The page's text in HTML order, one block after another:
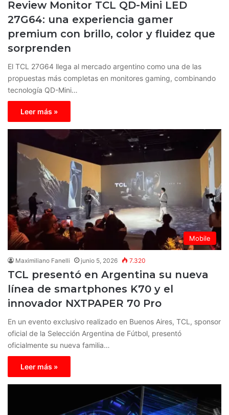
Review Monitor TCL QD-Mini LED
27G64: una experiencia gamer
premium con brillo, color y fluidez que
sorprenden
El TCL 27G64 llega al mercado argentino como una de las
propuestas más completas en monitores gaming, combinando
tecnología QD-Mini…
Leer más »
Mobile
Maximiliano Fanelli junio 5, 2026 7.320
TCL presentó en Argentina su nueva
línea de smartphones K70 y el
innovador NXTPAPER 70 Pro
En un evento exclusivo realizado en Buenos Aires, TCL, sponsor
oficial de la Selección Argentina de Fútbol, presentó
oficialmente su nueva familia…
Leer más »